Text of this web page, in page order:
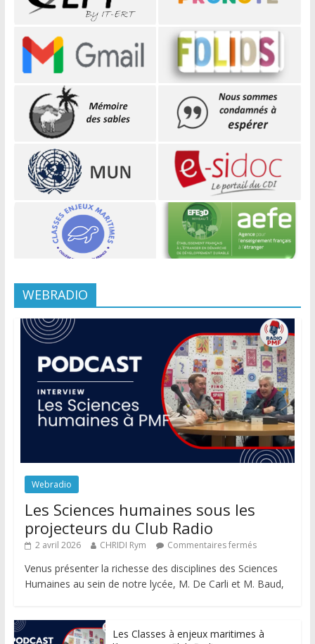
WEBRADIO
Webradio
Les Sciences humaines sous les
projecteurs du Club Radio
2 avril 2026 CHRIDI Rym Commentaires fermés
Venus présenter la richesse des disciplines des Sciences
Humaines au sein de notre lycée, M. De Carli et M. Baud,
Les Classes à enjeux maritimes à